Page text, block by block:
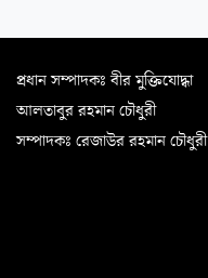
প্রধান সম্পাদকঃ বীর মুক্তিযোদ্ধা
আলতাবুর রহমান চৌধুরী
সম্পাদকঃ রেজাউর রহমান চৌধুরী